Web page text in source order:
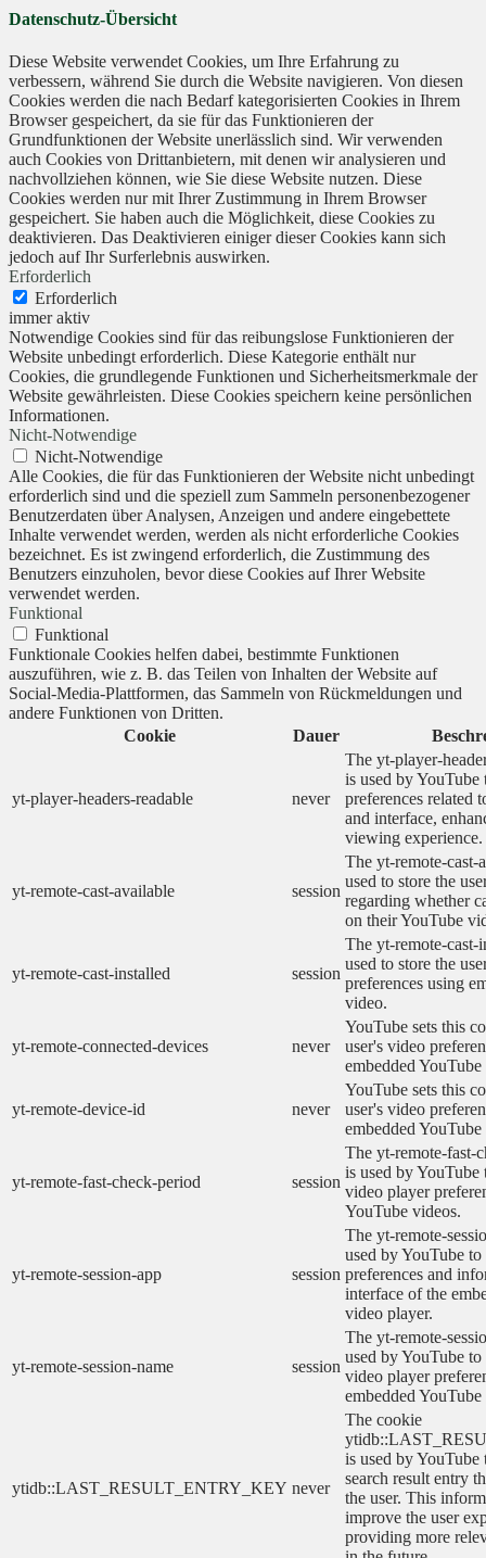
Datenschutz-Übersicht
Diese Website verwendet Cookies, um Ihre Erfahrung zu
verbessern, während Sie durch die Website navigieren. Von diesen
Cookies werden die nach Bedarf kategorisierten Cookies in Ihrem
Browser gespeichert, da sie für das Funktionieren der
Grundfunktionen der Website unerlässlich sind. Wir verwenden
auch Cookies von Drittanbietern, mit denen wir analysieren und
nachvollziehen können, wie Sie diese Website nutzen. Diese
Cookies werden nur mit Ihrer Zustimmung in Ihrem Browser
gespeichert. Sie haben auch die Möglichkeit, diese Cookies zu
deaktivieren. Das Deaktivieren einiger dieser Cookies kann sich
jedoch auf Ihr Surferlebnis auswirken.
Erforderlich
Erforderlich
immer aktiv
Notwendige Cookies sind für das reibungslose Funktionieren der
Website unbedingt erforderlich. Diese Kategorie enthält nur
Cookies, die grundlegende Funktionen und Sicherheitsmerkmale der
Website gewährleisten. Diese Cookies speichern keine persönlichen
Informationen.
Nicht-Notwendige
Nicht-Notwendige
Alle Cookies, die für das Funktionieren der Website nicht unbedingt
erforderlich sind und die speziell zum Sammeln personenbezogener
Benutzerdaten über Analysen, Anzeigen und andere eingebettete
Inhalte verwendet werden, werden als nicht erforderliche Cookies
bezeichnet. Es ist zwingend erforderlich, die Zustimmung des
Benutzers einzuholen, bevor diese Cookies auf Ihrer Website
verwendet werden.
Funktional
Funktional
Funktionale Cookies helfen dabei, bestimmte Funktionen
auszuführen, wie z. B. das Teilen von Inhalten der Website auf
Social-Media-Plattformen, das Sammeln von Rückmeldungen und
andere Funktionen von Dritten.
Cookie
Dauer
yt-player-headers-readable never
The yt-player-
is used by YouTube
preferences related
and interface,
viewing experience.
yt-remote-cast-available session
The yt-remote-cast-
used to store the
regarding whether
on their YouTube
yt-remote-cast-installed session
The yt-remote-cast-
used to store the
preferences using
video.
yt-remote-connected-devices never
YouTube sets this
user's video
embedded
yt-remote-device-id never
YouTube sets this
user's video
embedded
yt-remote-fast-check-period session
The yt-remote-fast-
is used by YouTube
video player
YouTube videos.
yt-remote-session-app session
The yt-remote-
used by YouTube to
preferences and
interface of the
video player.
yt-remote-session-name session
The yt-remote-
used by YouTube to
video player
embedded
ytidb::LAST_RESULT_ENTRY_KEY never
The cookie
is used by YouTube
search result entry
the user. This
improve the user
providing more